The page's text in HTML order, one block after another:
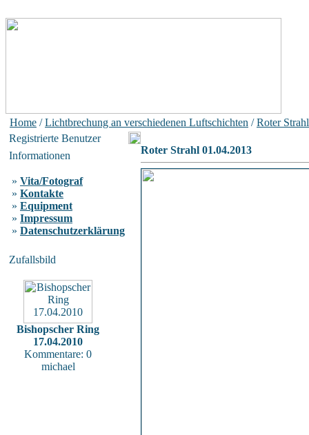
Home /Lichtbrechung an verschiedenen Luftschichten /Roter Strahl
Registrierte Benutzer
Informationen
» Vita/Fotograf
» Kontakte
» Equipment
» Impressum
» Datenschutzerklärung
Zufallsbild
Bishopscher Ring
17.04.2010
Kommentare: 0
michael
Roter Strahl 01.04.2013